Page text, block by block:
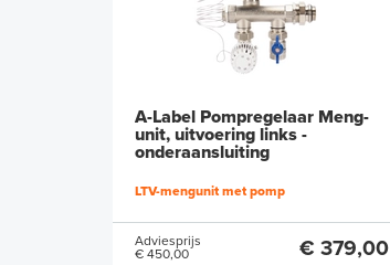
A-Label Pompregelaar Meng-
unit, uitvoering links -
onderaansluiting
LTV-mengunit met pomp
Adviesprijs
€ 450,00
€ 379,00